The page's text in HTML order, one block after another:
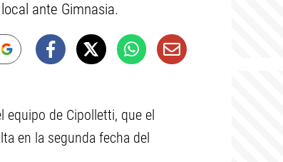
ante Gimnasia.
equipo de Cipolletti, que el
en la segunda fecha del